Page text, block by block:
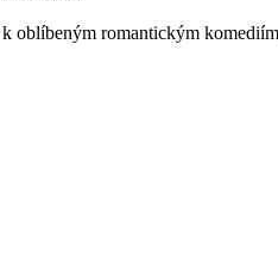
oblíbeným romantickým